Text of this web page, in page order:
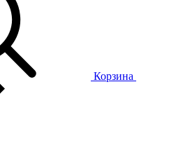
Корзина